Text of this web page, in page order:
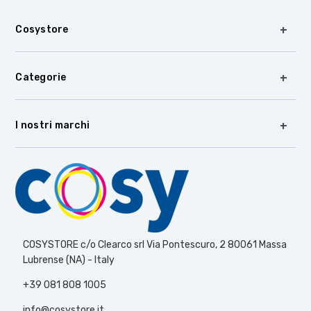
Cosystore
Categorie
I nostri marchi
COSYSTORE c/o Clearco srl Via Pontescuro, 2 80061 Massa
Lubrense (NA) - Italy
+39 081 808 1005